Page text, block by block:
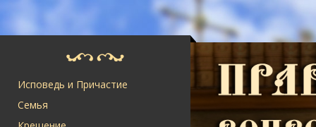
Исповедь и Причастие
Семья